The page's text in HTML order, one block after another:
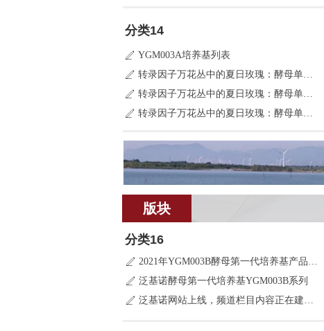
ꄅ YGM003A培养基列表
ꄅ
转录因子万花丛中的夏日玫瑰：酵母单杂交系统
ꄅ
转录因子万花丛中的夏日玫瑰：酵母单杂交系统
ꄅ 转录因子万花丛中的夏日玫瑰：酵母单杂交系统
分类14
ꄅ
2021年YGM003B酵母第一代培养基产品目录更新说明
ꄅ 泛基诺酵母第一代培养基YGM003B系列
ꄅ 泛基诺网站上线，频道栏目内容正在建设中
分类16
版块